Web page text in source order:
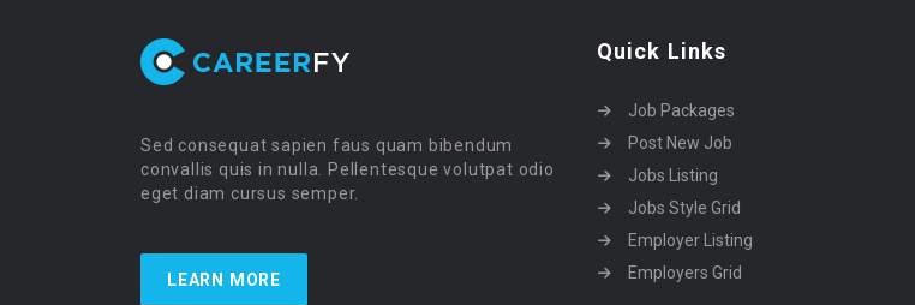
Sed consequat sapien faus quam bibendum
convallis quis in nulla. Pellentesque volutpat odio
eget diam cursus semper.
LEARN MORE
Quick Links
Job Packages
Post New Job
Jobs Listing
Jobs Style Grid
Employer Listing
Employers Grid